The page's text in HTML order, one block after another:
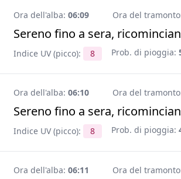
Ora dell'alba: 06:09 Ora del
Sereno fino a sera,
Indice UV (picco): 8 Prob. di pioggia:
Ora dell'alba: 06:10 Ora del
Sereno fino a sera,
Indice UV (picco): 8 Prob. di pioggia:
Ora dell'alba: 06:11 Ora del